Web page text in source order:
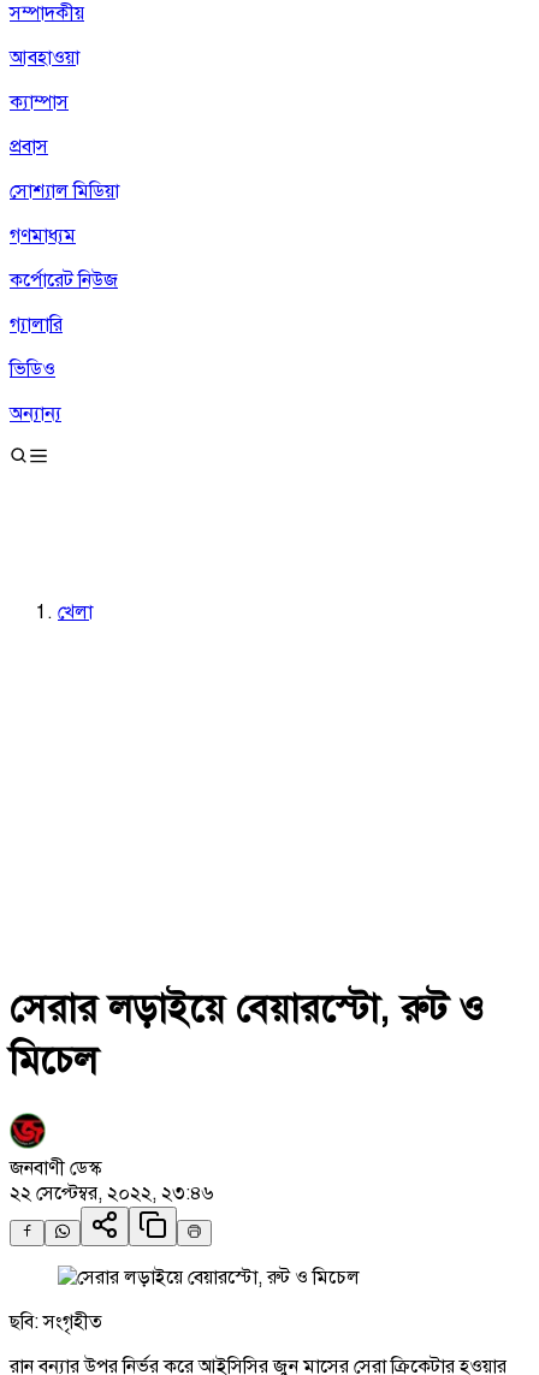
সম্পাদকীয়
আবহাওয়া
ক্যাম্পাস
প্রবাস
সোশ্যাল মিডিয়া
গণমাধ্যম
কর্পোরেট নিউজ
গ্যালারি
ভিডিও
অন্যান্য
খেলা
সেরার লড়াইয়ে বেয়ারস্টো, রুট ও
মিচেল
জনবাণী ডেস্ক
২২ সেপ্টেম্বর, ২০২২, ২৩:৪৬
ছবি: সংগৃহীত
রান বন্যার উপর নির্ভর করে আইসিসির জুন মাসের সেরা ক্রিকেটার হওয়ার